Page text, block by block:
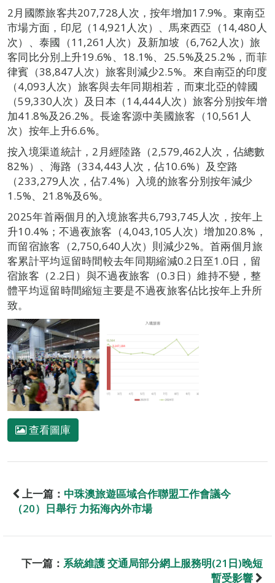
2月國際旅客共207,728人次，按年增加17.9%。東南亞
市場方面，印尼（14,921人次）、馬來西亞（14,480人
次）、泰國（11,261人次）及新加坡（6,762人次）旅
客同比分別上升19.6%、18.1%、25.5%及25.2%，而菲
律賓（38,847人次）旅客則減少2.5%。來自南亞的印度
（4,093人次）旅客與去年同期相若，而東北亞的韓國
（59,330人次）及日本（14,444人次）旅客分別按年增
加41.8%及26.2%。長途客源中美國旅客（10,561人
次）按年上升6.6%。
按入境渠道統計，2月經陸路（2,579,462人次，佔總數
82%）、海路（334,443人次，佔10.6%）及空路
（233,279人次，佔7.4%）入境的旅客分別按年減少
1.5%、21.8%及6%。
2025年首兩個月的入境旅客共6,793,745人次，按年上
升10.4%；不過夜旅客（4,043,105人次）增加20.8%，
而留宿旅客（2,750,640人次）則減少2%。首兩個月旅
客累計平均逗留時間較去年同期縮減0.2日至1.0日，留
宿旅客（2.2日）與不過夜旅客（0.3日）維持不變，整
體平均逗留時間縮短主要是不過夜旅客佔比按年上升所
致。
查看圖庫
上一篇： 中珠澳旅遊區域合作聯盟工作會議今
（20）日舉行 力拓海內外市場
下一篇： 系統維護 交通局部分網上服務明(21日)晚短
暫受影響